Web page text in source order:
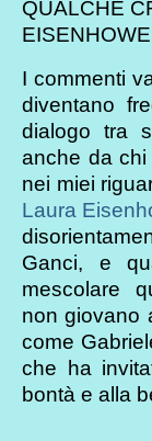
QUALCHE
I commenti
diventano
dialogo tra
anche da
nei miei
Laura
Ganci, e
mescolare
non giovano
come
che ha
bontà e alla